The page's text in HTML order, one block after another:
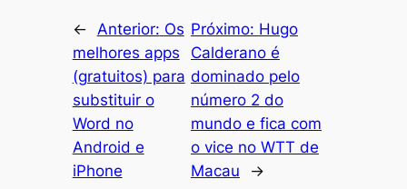
← Anterior: Os
melhores apps
(gratuitos) para
substituir o
Word no
Android e
iPhone
Próximo: Hugo
Calderano é
dominado pelo
número 2 do
mundo e fica com
o vice no WTT de
Macau
→